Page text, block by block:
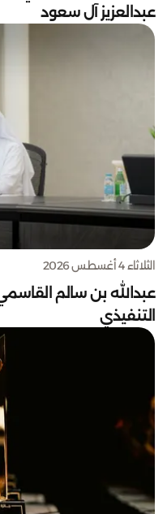
عبدالعزيز آل سعود
الثلاثاء 4 أغسطس 2026
عبدالله بن سالم
التنفيذي